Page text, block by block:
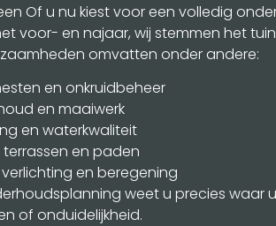
Of u nu kiest voor een volledig
voor- en najaar, wij stemmen het
omvatten onder andere:
en onkruidbeheer
en maaiwerk
en waterkwaliteit
terrassen en paden
en beregening
weet u precies waar
of onduidelijkheid.